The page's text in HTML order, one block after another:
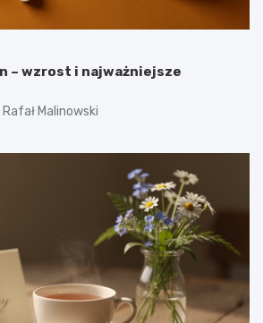
– wzrost i najważniejsze
Rafał Malinowski